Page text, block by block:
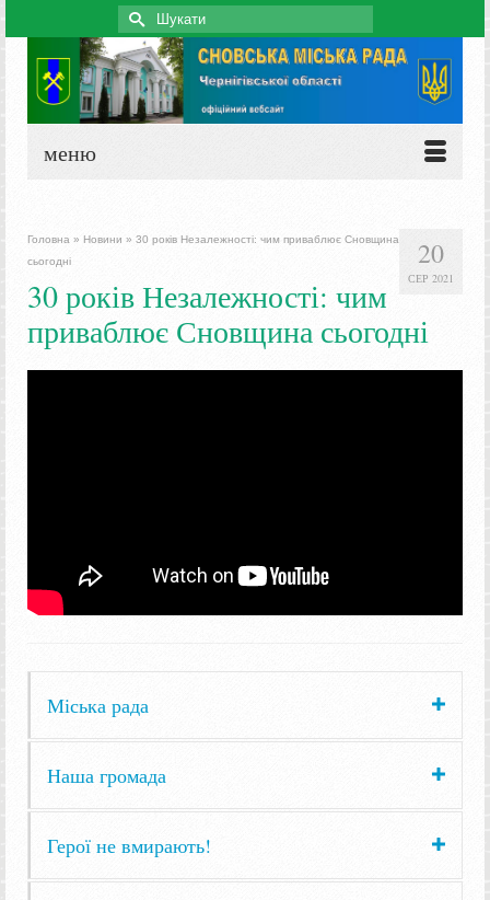
Search
for:
меню
20
СЕР 2021
Головна » Новини » 30 років Незалежності: чим приваблює Сновщина
сьогодні
30 років Незалежності: чим
приваблює Сновщина сьогодні
Міська рада
Наша громада
Герої не вмирають!